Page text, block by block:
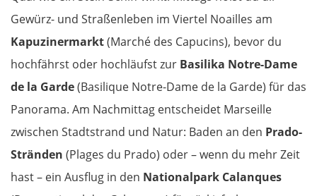
Gewürz- und Straßenleben im Viertel Noailles am
Kapuzinermarkt(Marché des Capucins), bevor du
hochfährst oder hochläufst zur Basilika Notre-Dame
de la Garde(Basilique Notre-Dame de la Garde) für das
Panorama. Am Nachmittag entscheidet Marseille
zwischen Stadtstrand und Natur: Baden an den Prado-
Stränden (Plages du Prado) oder – wenn du mehr Zeit
hast – ein Ausflug in den Nationalpark Calanques